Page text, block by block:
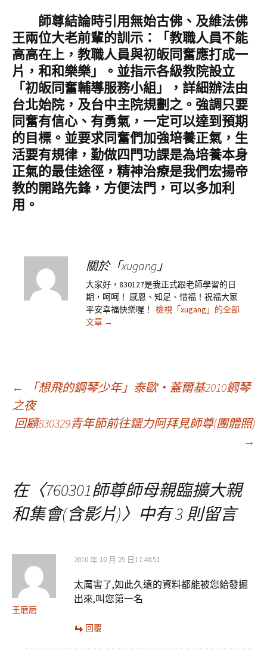
師尊結論時引用無始古佛、及維法佛
王兩位大老前輩的訓示：「教職人員不能
高高在上，教職人員與初皈同奮應打成一
片，和和樂樂」。並指示各級教院設立
「初皈同奮輔導服務小組」，詳細辦法由
台北始院，及台中主院規劃之。強調只要
同奮有信心、有勇氣，一定可以達到預期
的目標。並要求同奮們加強培養正氣，生
活要有規律，勤做四門功課是為培養本身
正氣的最佳途徑，精神治療是我們宏揚帝
教的開路先鋒，方便法門，可以多加利
用。
關於「xugang」
大家好，830127是我正式跟老師學習的日
期，呵呵！ 感恩、知足、惜福！祝福大家
平安幸福快樂喔！
檢視「xugang」的全部
文章 →
文
章
覽
←
「想飛的鋼琴少年」泰歐‧蓋爾基2010鋼琴
之夜
回顧830329青年節前往鐳力阿拜見師尊(團體照)
→
在〈760301師尊師母親臨擴大親
和集會(含影片)〉中有 3 則留言
王磨磨
2010 年 10 月 25 日17:48:51
太厲害了,如此久遠的資料都能被您給發掘
出來,叫您第一名
回覆